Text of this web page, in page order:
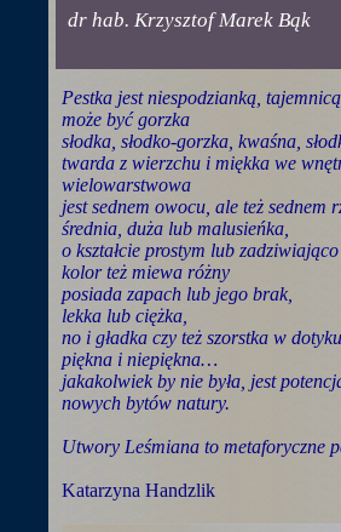
dr hab. Krzysztof Marek Bąk
Pestka jest niespodzianką, tajemnicą
może być gorzka
słodka, słodko-gorzka, kwaśna,
twarda z wierzchu i miękka we
wielowarstwowa
jest sednem owocu, ale też sednem
średnia, duża lub malusieńka,
o kształcie prostym lub
kolor też miewa różny
posiada zapach lub jego brak,
lekka lub ciężka,
no i gładka czy też szorstka w dotyku,
piękna i niepiękna…
jakakolwiek by nie była, jest
nowych bytów natury.
Utwory Leśmiana to metaforyczne
Katarzyna Handzlik